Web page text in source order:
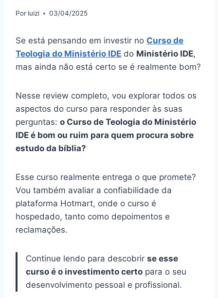
Por luizi 03/04/2025
Se está pensando em investir no Curso de
Teologia do Ministério IDE do Ministério IDE,
mas ainda não está certo se é realmente bom?
Nesse review completo, vou explorar todos os
aspectos do curso para responder às suas
perguntas: o Curso de Teologia do Ministério
IDE é bom ou ruim para quem procura sobre
estudo da bíblia?
Esse curso realmente entrega o que promete?
Vou também avaliar a confiabilidade da
plataforma Hotmart, onde o curso é
hospedado, tanto como depoimentos e
reclamações.
Continue lendo para descobrir se esse
curso é o investimento certo para o seu
desenvolvimento pessoal e profissional.